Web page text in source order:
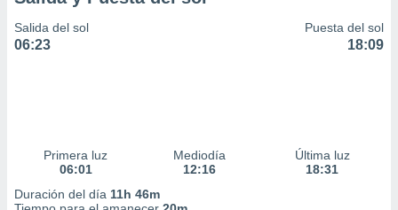
Salida del sol
06:23
Puesta del sol
18:09
Primera luz
06:01
Mediodía
12:16
Última luz
18:31
Duración del día 11h 46m